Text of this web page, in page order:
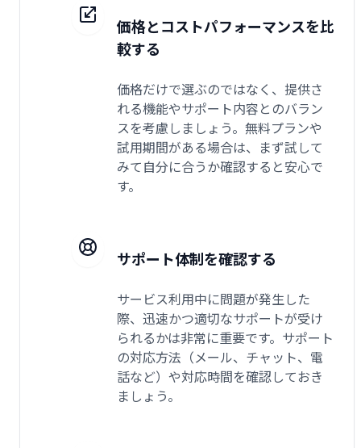
価格とコストパフォーマンスを比
較する
価格だけで選ぶのではなく、提供さ
れる機能やサポート内容とのバラン
スを考慮しましょう。無料プランや
試用期間がある場合は、まず試して
みて自分に合うか確認すると安心で
す。
サポート体制を確認する
サービス利用中に問題が発生した
際、迅速かつ適切なサポートが受け
られるかは非常に重要です。サポート
の対応方法（メール、チャット、電
話など）や対応時間を確認しておき
ましょう。